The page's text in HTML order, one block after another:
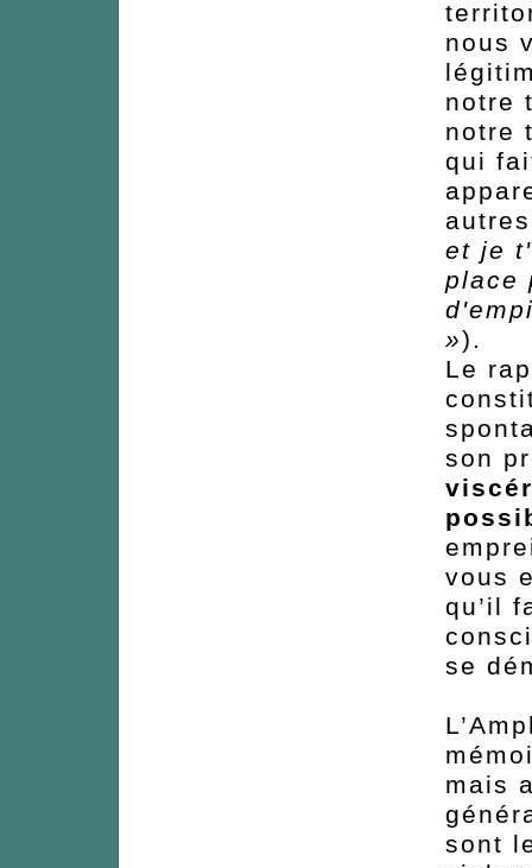
nous
notre
notre
qui
et je
place
»).
Le
son
vous
qu’il
se
mais
sont